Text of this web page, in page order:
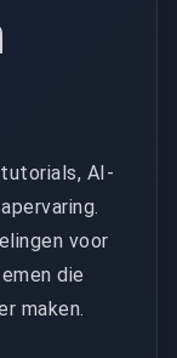
AI-
voor
die
maken.